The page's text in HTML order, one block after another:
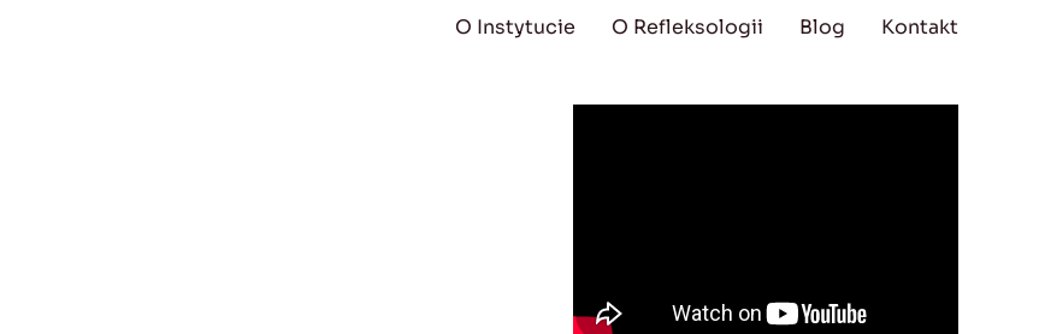
O Instytucie O Refleksologii Blog Kontakt